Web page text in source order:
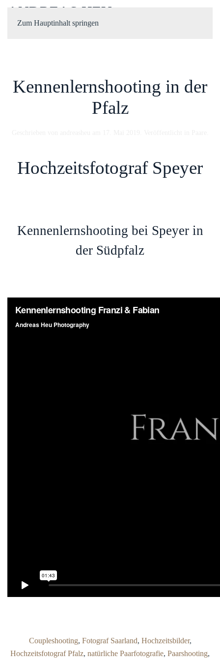
Zum Hauptinhalt springen
ANDREAS HEU
Kennenlernshooting in der
Pfalz
Hochzeitsfotograf Speyer
Kennenlernshooting bei Speyer in
der Südpfalz
Coupleshooting, Fotograf Saarland, Hochzeitsbilder,
Hochzeitsfotograf Pfalz, natürliche Paarfotografie, Paarshooting,